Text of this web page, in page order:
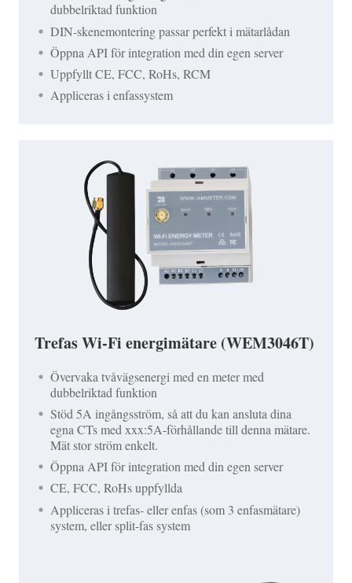
dubbelriktad funktion
DIN-skenemontering passar perfekt i mätarlådan
Öppna API för integration med din egen server
Uppfyllt CE, FCC, RoHs, RCM
Appliceras i enfassystem
Trefas Wi-Fi energimätare (WEM3046T)
Övervaka tvåvägsenergi med en meter med
dubbelriktad funktion
Stöd 5A ingångsström, så att du kan ansluta dina
egna CTs med xxx:5A-förhållande till denna mätare.
Mät stor ström enkelt.
Öppna API för integration med din egen server
CE, FCC, RoHs uppfyllda
Appliceras i trefas- eller enfas (som 3 enfasmätare)
system, eller split-fas system